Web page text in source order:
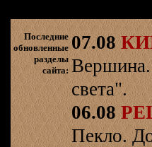
Последние
обновленные
разделы
сайта:
07.08
Вершина.
света".
06.08
Пекло.